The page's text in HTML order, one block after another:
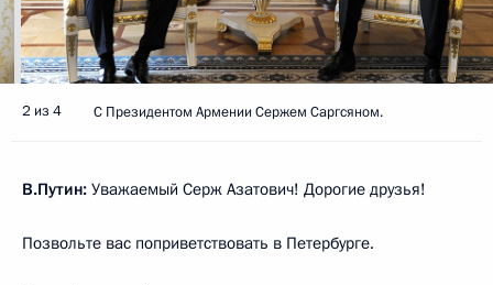
2 из 4 С Президентом Армении Сержем Саргсяном.
В.Путин: Уважаемый Серж Азатович! Дорогие друзья!
Позвольте вас поприветствовать в Петербурге.